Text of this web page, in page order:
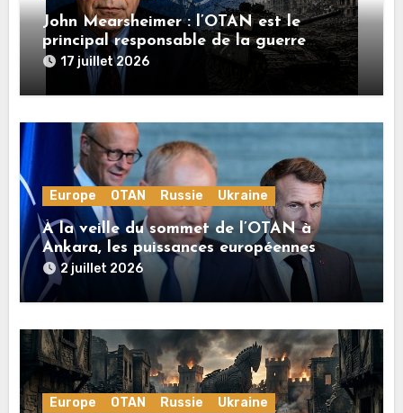
John Mearsheimer : l’OTAN est le
principal responsable de la guerre
en Ukraine
17 juillet 2026
Europe OTAN Russie Ukraine
À la veille du sommet de l’OTAN à
Ankara, les puissances européennes
poussent la guerre en Ukraine vers un
conflit direct avec la Russie
2 juillet 2026
Europe OTAN Russie Ukraine